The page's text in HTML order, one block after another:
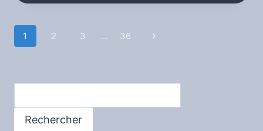
ET
Navigation
page
1 2 3 … 36
Page
Rechercher